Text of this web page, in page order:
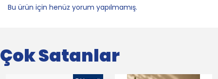
Bu ürün için henüz yorum yapılmamış.
Çok Satanlar